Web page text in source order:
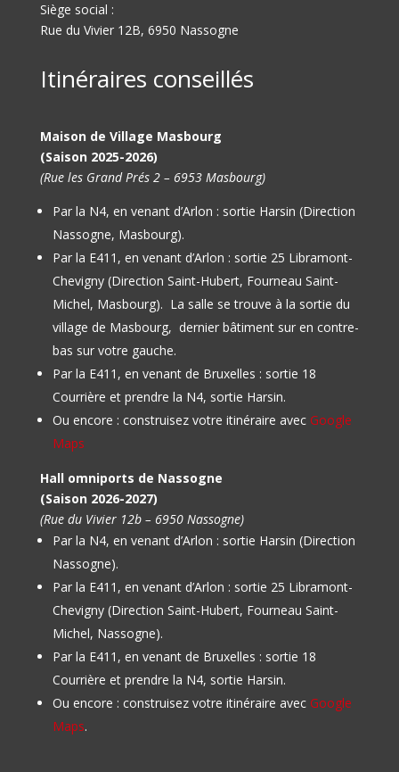
Siège social :
Rue du Vivier 12B, 6950 Nassogne
Itinéraires conseillés
Maison de Village Masbourg
(Saison 2025-2026)
(Rue les Grand Prés 2 – 6953 Masbourg)
Par la N4, en venant d’Arlon : sortie Harsin (Direction
Nassogne, Masbourg).
Par la E411, en venant d’Arlon : sortie 25 Libramont-
Chevigny (Direction Saint-Hubert, Fourneau Saint-
Michel, Masbourg). La salle se trouve à la sortie du
village de Masbourg, dernier bâtiment sur en contre-
bas sur votre gauche.
Par la E411, en venant de Bruxelles : sortie 18
Courrière et prendre la N4, sortie Harsin.
Ou encore : construisez votre itinéraire avec Google
Maps
Hall omniports de Nassogne
(Saison 2026-2027)
(Rue du Vivier 12b – 6950 Nassogne)
Par la N4, en venant d’Arlon : sortie Harsin (Direction
Nassogne).
Par la E411, en venant d’Arlon : sortie 25 Libramont-
Chevigny (Direction Saint-Hubert, Fourneau Saint-
Michel, Nassogne).
Par la E411, en venant de Bruxelles : sortie 18
Courrière et prendre la N4, sortie Harsin.
Ou encore : construisez votre itinéraire avec Google
Maps.